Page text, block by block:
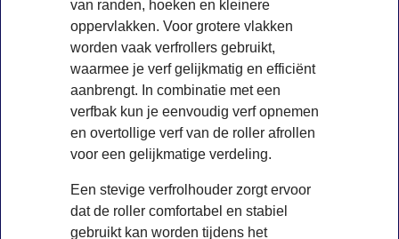
van randen, hoeken en kleinere
oppervlakken. Voor grotere vlakken
worden vaak verfrollers gebruikt,
waarmee je verf gelijkmatig en efficiënt
aanbrengt. In combinatie met een
verfbak kun je eenvoudig verf opnemen
en overtollige verf van de roller afrollen
voor een gelijkmatige verdeling.
Een stevige verfrolhouder zorgt ervoor
dat de roller comfortabel en stabiel
gebruikt kan worden tijdens het